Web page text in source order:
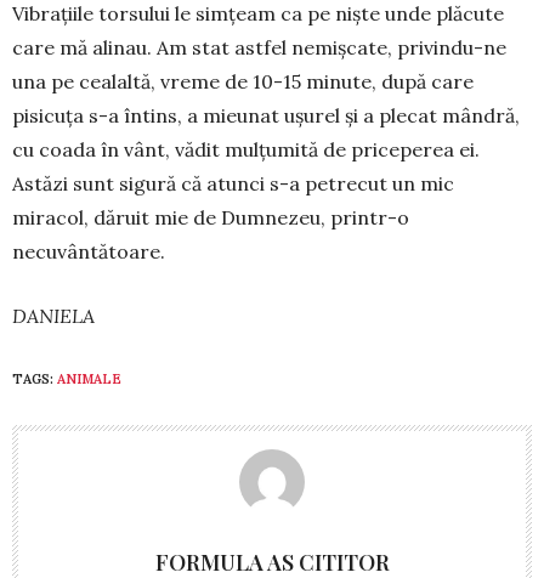
Vibrațiile torsului le simțeam ca pe niște unde plă­cute
care mă alinau. Am stat astfel nemișcate, pri­vindu-ne
una pe cealaltă, vreme de 10-15 mi­nute, după care
pisicuța s-a întins, a mieunat ușu­rel și a plecat mândră,
cu coada în vânt, vădit mul­țumită de priceperea ei.
Astăzi sunt sigură că atunci s-a petrecut un mic
miracol, dăruit mie de Dumnezeu, printr-o
necuvântătoare.
DANIELA
TAGS: ANIMALE
FORMULA AS CITITOR